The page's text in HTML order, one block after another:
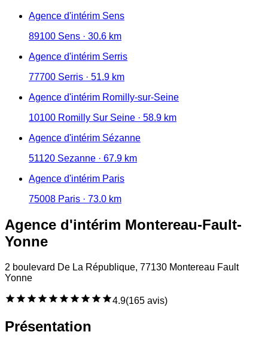
Agence d'intérim Sens
89100 Sens · 30.6 km
Agence d'intérim Serris
77700 Serris · 51.9 km
Agence d'intérim Romilly-sur-Seine
10100 Romilly Sur Seine · 58.9 km
Agence d'intérim Sézanne
51120 Sezanne · 67.9 km
Agence d'intérim Paris
75008 Paris · 73.0 km
Agence d'intérim Montereau-Fault-
Yonne
2 boulevard De La République, 77130 Montereau Fault
Yonne
4.9(165 avis)
Présentation